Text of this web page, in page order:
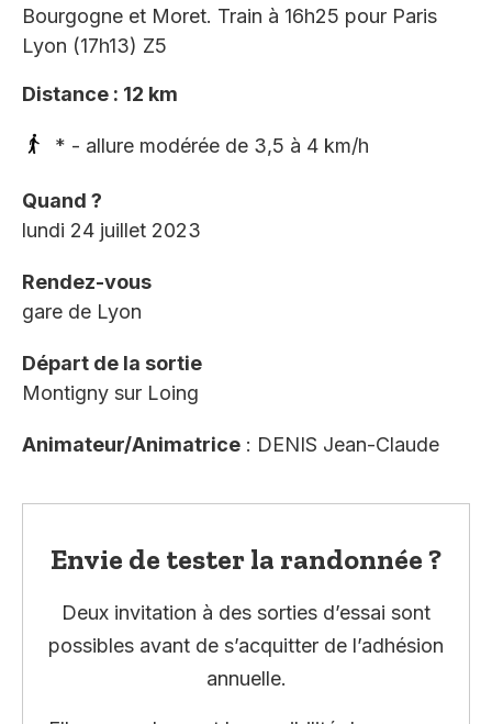
Bourgogne et Moret. Train à 16h25 pour Paris
Lyon (17h13) Z5
Distance : 12 km
* - allure modérée de 3,5 à 4 km/h
Quand ?
lundi 24 juillet 2023
Rendez-vous
gare de Lyon
Départ de la sortie
Montigny sur Loing
Animateur/Animatrice : DENIS Jean-Claude
Envie de tester la randonnée ?
Deux invitation à des sorties d’essai sont
possibles avant de s’acquitter de l’adhésion
annuelle.